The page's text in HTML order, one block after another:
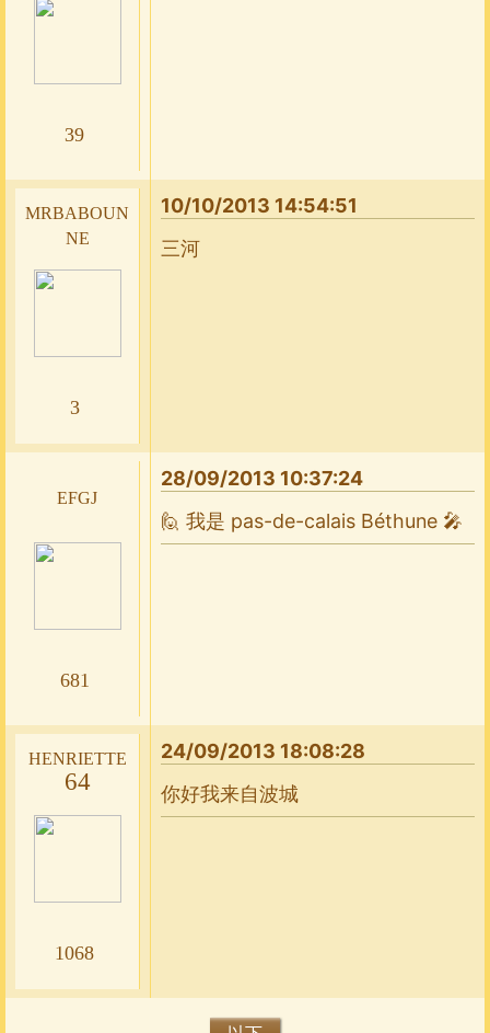
39
mrbaboun
ne
3
10/10/2013 14:54:51
三河
efgj
681
28/09/2013 10:37:24
🙋 我是 pas-de-calais Béthune 🎤
henriette
64
1068
24/09/2013 18:08:28
你好我来自波城